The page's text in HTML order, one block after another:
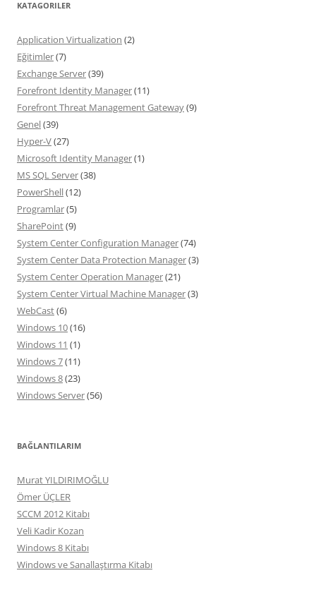
KATAGORILER
Application Virtualization (2)
Eğitimler(7)
Exchange Server(39)
Forefront Identity Manager(11)
Forefront Threat Management Gateway(9)
Genel(39)
Hyper-V(27)
Microsoft Identity Manager(1)
MS SQL Server(38)
PowerShell(12)
Programlar(5)
SharePoint(9)
System Center Configuration Manager(74)
System Center Data Protection Manager(3)
System Center Operation Manager(21)
System Center Virtual Machine Manager(3)
WebCast(6)
Windows 10(16)
Windows 11 (1)
Windows 7(11)
Windows 8(23)
Windows Server(56)
BAĞLANTILARIM
Murat YILDIRIMOĞLU
Ömer ÜÇLER
SCCM 2012 Kitabı
Veli Kadir Kozan
Windows 8 Kitabı
Windows ve Sanallaştırma Kitabı